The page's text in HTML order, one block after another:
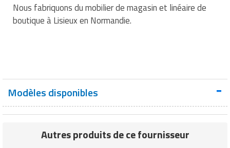
Nous fabriquons du mobilier de magasin et linéaire de
boutique à Lisieux en Normandie.
Modèles disponibles
Autres produits de ce fournisseur